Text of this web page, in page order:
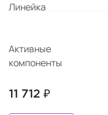
Линейка
Активные
компоненты
11 712 ₽